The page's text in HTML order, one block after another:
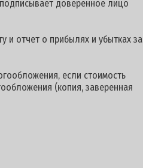
доверенное лицо
отчет о прибылях и убытках за
если стоимость
(копия, заверенная